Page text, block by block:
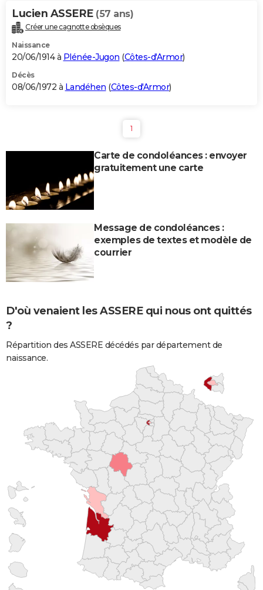
Lucien ASSERE (57 ans)
Créer une cagnotte obsèques
Naissance
20/06/1914 à Plénée-Jugon (Côtes-d'Armor)
Décès
08/06/1972 à Landéhen (Côtes-d'Armor)
1
Carte de condoléances : envoyer
gratuitement une carte
Message de condoléances :
exemples de textes et modèle de
courrier
D'où venaient les ASSERE qui nous ont quittés
?
Répartition des ASSERE décédés par département de
naissance.